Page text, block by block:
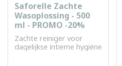
Saforelle Zachte
Wasoplossing - 500
ml - PROMO -20%
Zachte reiniger voor
dagelijkse intieme hygiëne